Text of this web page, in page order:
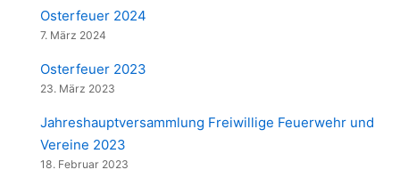
Osterfeuer 2024
7. März 2024
Osterfeuer 2023
23. März 2023
Jahreshauptversammlung Freiwillige Feuerwehr und
Vereine 2023
18. Februar 2023